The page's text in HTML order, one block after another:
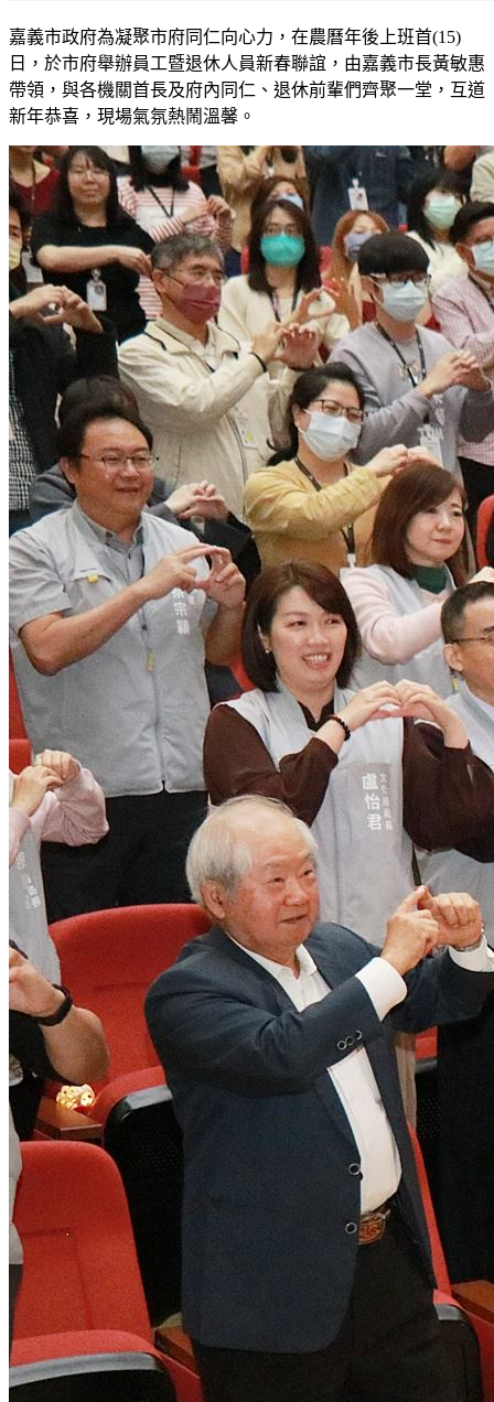
嘉義市政府為凝聚市府同仁向心力，在農曆年後上班首(15)
日，於市府舉辦員工暨退休人員新春聯誼，由嘉義市長黃敏惠
帶領，與各機關首長及府內同仁、退休前輩們齊聚一堂，互道
新年恭喜，現場氣氛熱鬧溫馨。